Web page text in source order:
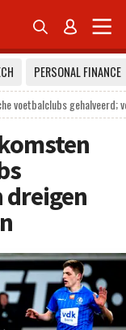
 
PERSONAL FINANCE
voetbalclubs gehalveerd;
dreigen